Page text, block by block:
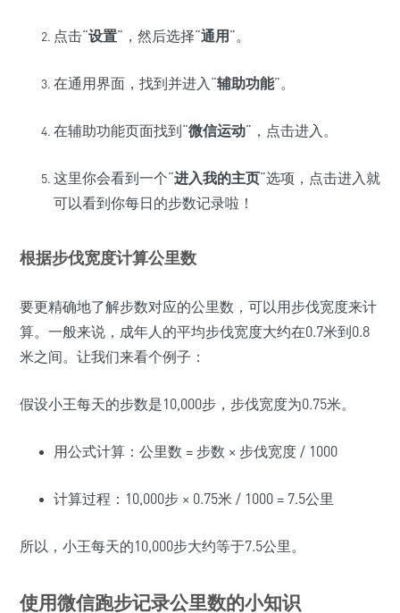
点击“设置”，然后选择“通用 ”。
在通用界面，找到并进入“辅助功能”。
在辅助功能页面找到“微信运动”，点击进入。
这里你会看到一个“进入我的主页”选项，点击进入就
可以看到你每日的步数记录啦！
根据步伐宽度计算公里数
要更精确地了解步数对应的公里数，可以用步伐宽度来计
算。一般来说，成年人的平均步伐宽度大约在0.7米到0.8
米之间。让我们来看个例子：
假设小王每天的步数是10,000步，步伐宽度为0.75米。
用公式计算：公里数 = 步数 × 步伐宽度 / 1000
计算过程：10,000步 × 0.75米 / 1000 = 7.5公里
所以，小王每天的10,000步大约等于7.5公里。
使用微信跑步记录公里数的小知识